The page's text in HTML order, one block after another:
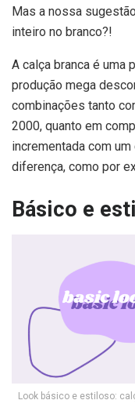
Mas a nossa
inteiro no branco?!
A calça branca é uma
produção mega
combinações tanto
2000, quanto em
incrementada com
diferença, como por
Básico e
Look básico e estiloso: